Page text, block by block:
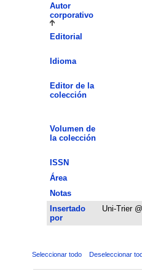
Autor
corporativo
Editorial
Idioma
Editor de la
colección
Volumen de
la colección
ISSN
Área
Notas
Insertado
por
Uni-Trier
Seleccionar todo Deseleccionar